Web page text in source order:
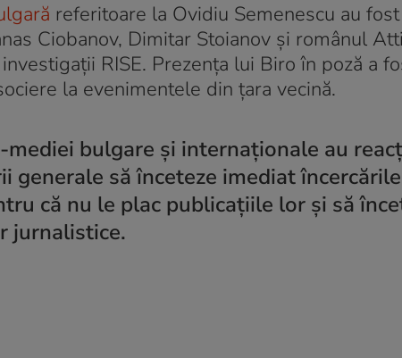
referitoare la Ovidiu Semenescu au
Ciobanov, Dimitar Stoianov și românul
RISE. Prezența lui Biro în poză a
la evenimentele din țara vecină.
bulgare și internaționale au
generale să înceteze imediat
că nu le plac publicațiile lor și să
jurnalistice.